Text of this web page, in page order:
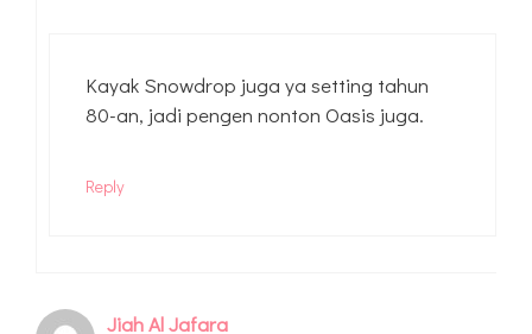
Kayak Snowdrop juga ya setting tahun
80-an, jadi pengen nonton Oasis juga.
Reply
Jiah Al Jafara